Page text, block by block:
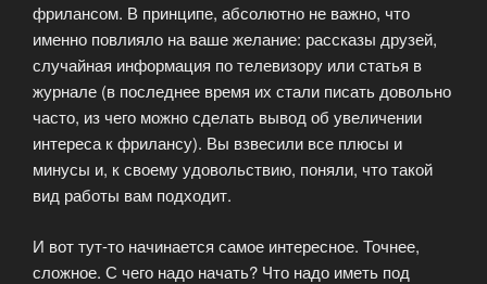
фрилансом. В принципе, абсолютно не важно, что
именно повлияло на ваше желание: рассказы друзей,
случайная информация по телевизору или статья в
журнале (в последнее время их стали писать довольно
часто, из чего можно сделать вывод об увеличении
интереса к фрилансу). Вы взвесили все плюсы и
минусы и, к своему удовольствию, поняли, что такой
вид работы вам подходит.
И вот тут-то начинается самое интересное. Точнее,
сложное. С чего надо начать? Что надо иметь под